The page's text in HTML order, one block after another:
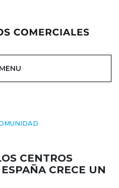
CENTROS
CRECE UN